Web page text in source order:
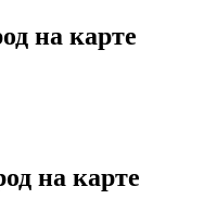
на карте
на карте